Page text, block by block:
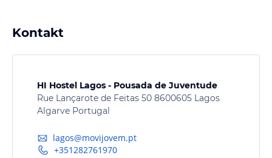
Kontakt
HI Hostel Lagos - Pousada de Juventude
Rue Lançarote de Feitas 50 8600605 Lagos
Algarve Portugal
lagos@movijovem.pt
+351282761970